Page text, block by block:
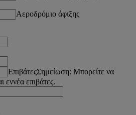
Αεροδρόμιο άφιξης
ΕπιβάτεςΣημείωση: Μπορείτε να
εννέα επιβάτες.